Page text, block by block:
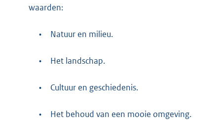
waarden:
• Natuur en milieu.
• Het landschap.
• Cultuur en geschiedenis.
• Het behoud van een mooie omgeving.